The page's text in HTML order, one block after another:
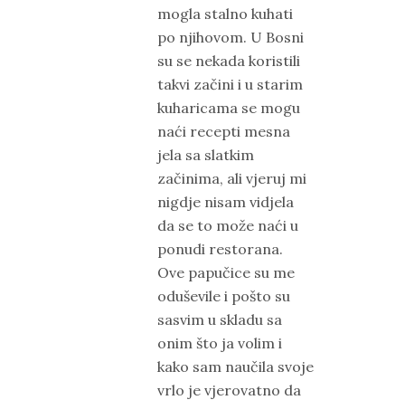
mogla stalno kuhati
po njihovom. U Bosni
su se nekada koristili
takvi začini i u starim
kuharicama se mogu
naći recepti mesna
jela sa slatkim
začinima, ali vjeruj mi
nigdje nisam vidjela
da se to može naći u
ponudi restorana.
Ove papučice su me
oduševile i pošto su
sasvim u skladu sa
onim što ja volim i
kako sam naučila svoje
vrlo je vjerovatno da